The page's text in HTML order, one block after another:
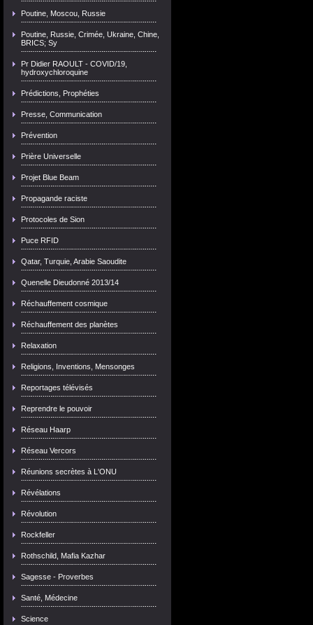
Poutine, Moscou, Russie
Poutine, Russie, Crimée, Ukraine, Chine,
BRICS; Sy
Pr Didier RAOULT - COVID/19,
hydroxychloroquine
Prédictions, Prophéties
Presse, Communication
Prévention
Prière Universelle
Projet Blue Beam
Propagande raciste
Protocoles de Sion
Puce RFID
Qatar, Turquie, Arabie Saoudite
Quenelle Dieudonné 2013/14
Réchauffement cosmique
Réchauffement des planètes
Relaxation
Religions, Inventions, Mensonges
Reportages télévisés
Reprendre le pouvoir
Réseau Haarp
Réseau Vercors
Réunions secrètes à L'ONU
Révélations
Révolution
Rockfeller
Rothschild, Mafia Kazhar
Sagesse - Proverbes
Santé, Médecine
Science